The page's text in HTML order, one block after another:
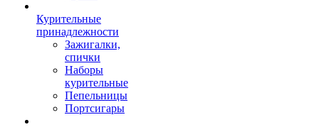
Курительные
принадлежности
Зажигалки,
спички
Наборы
курительные
Пепельницы
Портсигары